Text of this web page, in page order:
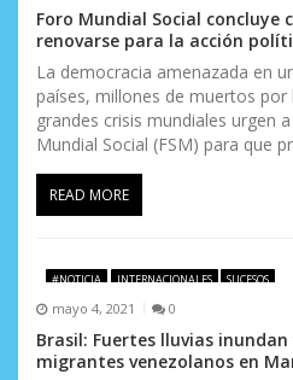
n
t
r
a
d
s
Foro Mundial Social concluye
renovarse para la acción
La democracia amenazada en
países, millones de muertos por
grandes crisis mundiales urgen
Mundial Social (FSM) para que
READ MORE
#NOTICIA INTERNACIONALES SUCESOS
mayo 4, 2021 0
Brasil: Fuertes lluvias
migrantes venezolanos en